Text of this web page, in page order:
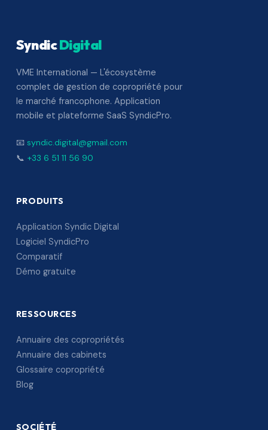
SyndicDigital
VME International — L'écosystème
complet de gestion de copropriété pour
le marché francophone. Application
mobile et plateforme SaaS SyndicPro.
📧 syndic.digital@gmail.com
📞 +33 6 51 11 56 90
PRODUITS
Application Syndic Digital
Logiciel SyndicPro
Comparatif
Démo gratuite
RESSOURCES
Annuaire des copropriétés
Annuaire des cabinets
Glossaire copropriété
Blog
SOCIÉTÉ